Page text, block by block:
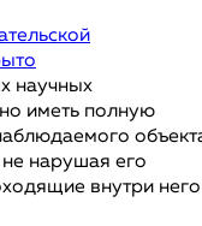
научных
иметь полную
нарушая его
внутри него